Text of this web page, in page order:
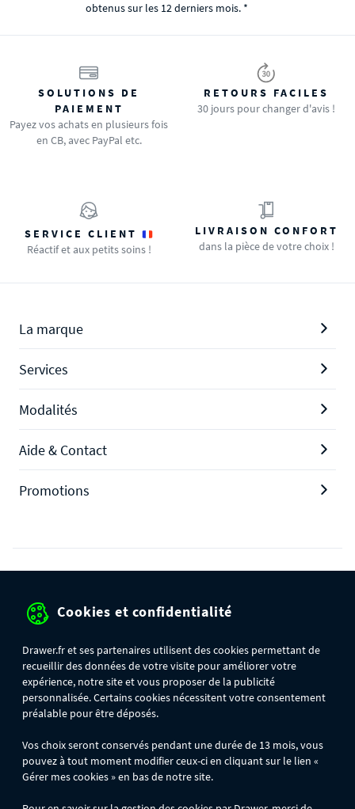
obtenus sur les 12 derniers mois. *
SOLUTIONS DE
PAIEMENT
Payez vos achats en plusieurs fois
en CB, avec PayPal etc.
RETOURS FACILES
30 jours pour changer d'avis !
SERVICE CLIENT
Réactif et aux petits soins !
LIVRAISON CONFORT
dans la pièce de votre choix !
La marque
Services
Modalités
Aide & Contact
Promotions
Mentions légales
Gérer mes cookies
commande :
- 30€ sur votre commande dès 300€ d'achat, avec le code BIKINI30
- 50€ sur votre commande dès 500€ d'achat, avec le code BIKINI50
Les codes BIKINI30, BIKINI50 et BIKINI100 ne sont valables que sur
Cookies et confidentialité
Drawer.fr et ses partenaires utilisent des cookies permettant de
recueillir des données de votre visite pour améliorer votre
expérience, notre site et vous proposer de la publicité
personnalisée. Certains cookies nécessitent votre consentement
préalable pour être déposés.
Vos choix seront conservés pendant une durée de 13 mois, vous
pouvez à tout moment modifier ceux-ci en cliquant sur le lien «
Gérer mes cookies » en bas de notre site.